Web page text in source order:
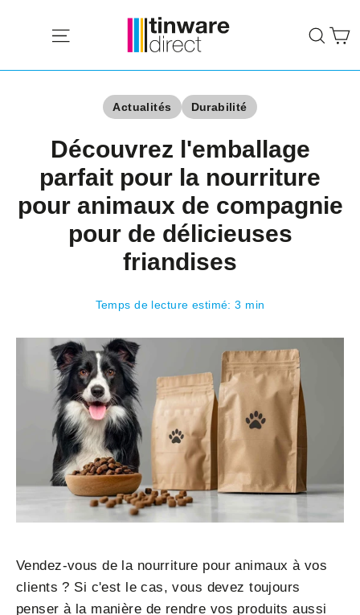
Actualités Durabilité
Découvrez l'emballage
parfait pour la nourriture
pour animaux de compagnie
pour de délicieuses
friandises
Temps de lecture estimé: 3 min
Vendez-vous de la nourriture pour animaux à vos
clients ? Si c'est le cas, vous devez toujours
penser à la manière de rendre vos produits aussi